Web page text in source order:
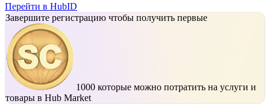
Перейти в HubID
Завершите регистрацию чтобы получить первые
1000 которые можно потратить на услуги и
товары в Hub Market